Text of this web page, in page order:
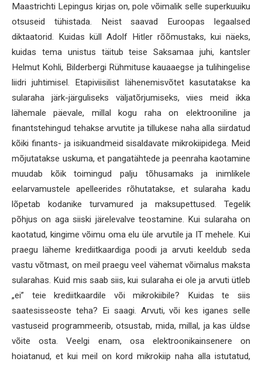
Maastrichti Lepingus kirjas on, pole võimalik selle superkuuiku
otsuseid tühistada. Neist saavad Euroopas legaalsed
diktaatorid. Kuidas küll Adolf Hitler rõõmustaks, kui näeks,
kuidas tema unistus täitub teise Saksamaa juhi, kantsler
Helmut Kohli, Bilderbergi Rühmituse kauaaegse ja tulihingelise
liidri juhtimisel. Etapiviisilist lähenemisvõtet kasutatakse ka
sularaha järk-järguliseks väljatõrjumiseks, viies meid ikka
lähemale päevale, millal kogu raha on elektrooniline ja
finantstehingud tehakse arvutite ja tillukese naha alla siirdatud
kõiki finants- ja isikuandmeid sisaldavate mikrokiipidega. Meid
mõjutatakse uskuma, et pangatähtede ja peenraha kaotamine
muudab kõik toimingud palju tõhusamaks ja inimlikele
eelarvamustele apelleerides rõhutatakse, et sularaha kadu
lõpetab kodanike turvamured ja maksupettused. Tegelik
põhjus on aga siiski järelevalve teostamine. Kui sularaha on
kaotatud, kingime võimu oma elu üle arvutile ja IT mehele. Kui
praegu läheme krediitkaardiga poodi ja arvuti keeldub seda
vastu võtmast, on meil praegu veel vähemat võimalus maksta
sularahas. Kuid mis saab siis, kui sularaha ei ole ja arvuti ütleb
„ei” teie krediitkaardile või mikrokiibile? Kuidas te siis
saatesisseoste teha? Ei saagi. Arvuti, või kes iganes selle
vastuseid programmeerib, otsustab, mida, millal, ja kas üldse
võite osta. Veelgi enam, osa elektroonikainsenere on
hoiatanud, et kui meil on kord mikrokiip naha alla istutatud,